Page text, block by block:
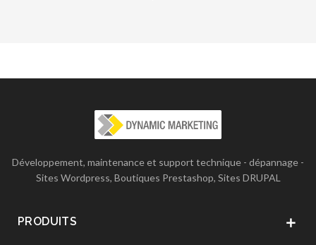
Développement, maintenance et support technique - dépannage -
Sites Wordpress, Boutiques Prestashop, Sites DRUPAL
PRODUITS 